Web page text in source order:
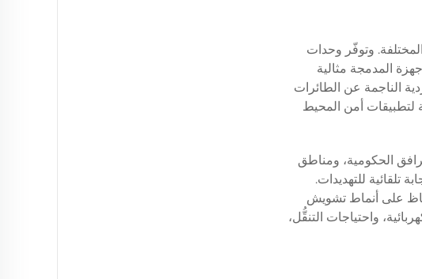
وتوفّر وحدات
المدمجة مثالية
الناجمة عن الطائرات
لتطبيقات أمن المحيط
الحكومية، ومناطق
تلقائية للتهديدات.
على أنماط تشويش
واحتياجات التنقُّل،